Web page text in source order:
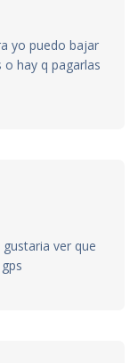
yo puedo bajar
hay q pagarlas
ver que